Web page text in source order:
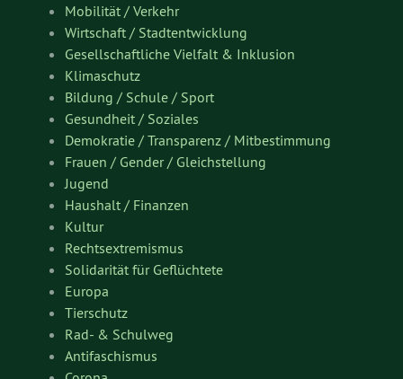
Mobilität / Verkehr
Wirtschaft / Stadtentwicklung
Gesellschaftliche Vielfalt & Inklusion
Klimaschutz
Bildung / Schule / Sport
Gesundheit / Soziales
Demokratie / Transparenz / Mitbestimmung
Frauen / Gender / Gleichstellung
Jugend
Haushalt / Finanzen
Kultur
Rechtsextremismus
Solidarität für Geflüchtete
Europa
Tierschutz
Rad- & Schulweg
Antifaschismus